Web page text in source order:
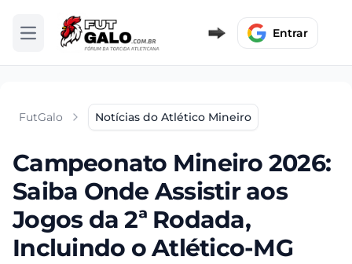
Abrir menu Entrar
FutGalo Notícias do Atlético Mineiro
Campeonato Mineiro 2026:
Saiba Onde Assistir aos
Jogos da 2ª Rodada,
Incluindo o Atlético-MG